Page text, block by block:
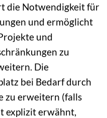
die Notwendigkeit für
und ermöglicht
und
zu
Die
bei Bedarf durch
zu erweitern (falls
explizit erwähnt,